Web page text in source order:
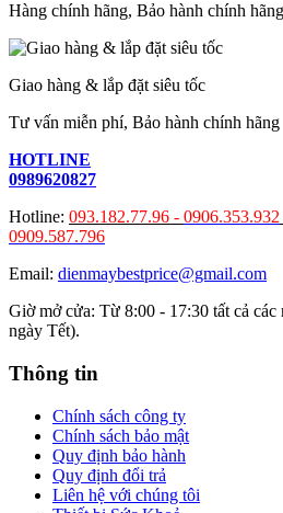
Hàng chính hãng, Bảo hành chính hãng
Giao hàng & lắp đặt siêu tốc
Tư vấn miễn phí, Bảo hành chính hãng
HOTLINE
0989620827
Hotline: 093.182.77.96 - 0906.353.932
0909.587.796
Email: dienmaybestprice@gmail.com
Giờ mở cửa: Từ 8:00 - 17:30 tất cả
ngày Tết).
Thông tin
Chính sách công ty
Chính sách bảo mật
Quy định bảo hành
Quy định đổi trả
Liên hệ với chúng tôi